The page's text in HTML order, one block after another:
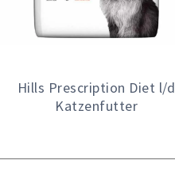
Hills Prescription Diet l/d
Katzenfutter